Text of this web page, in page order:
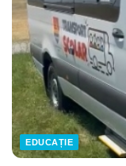
EDUCAȚIE